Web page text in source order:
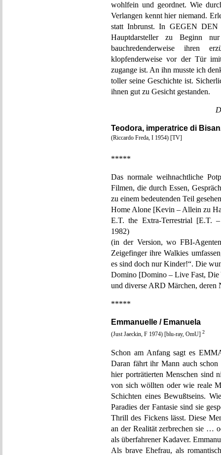
wohlfein und geordnet. Wie
Verlangen kennt hier niemand.
statt Inbrunst. In GEGEN
Hauptdarsteller zu Beginn
bauchredenderweise ihren
klopfenderweise vor der Tür
zugange ist. An ihn musste ich
toller seine Geschichte ist.
ihnen gut zu Gesicht gestanden.
Teodora, imperatrice di
(Riccardo Freda, I 1954) [TV]
*****
Das normale weihnachtliche
Filmen, die durch Essen,
zu einem bedeutenden Teil
Home Alone [Kevin – Allein zu
E.T. the Extra-Terrestrial [E.T.
1982)
(in der Version, wo FBI-
Zeigefinger ihre Walkies
es sind doch nur Kinder!“. Die
Domino [Domino – Live Fast,
und diverse ARD Märchen, deren
*****
Emmanuelle / Emanuela
(Just Jaeckin, F 1974) [blu-ray, OmU] 2
Schon am Anfang sagt es
Daran fährt ihr Mann auch
hier porträtierten Menschen sind
von sich wöllten oder wie reale
Schichten eines Bewußtseins.
Paradies der Fantasie sind sie
Thrill des Fickens lässt. Diese
an der Realität zerbrechen sie …
als überfahrener Kadaver.
Als brave Ehefrau, als